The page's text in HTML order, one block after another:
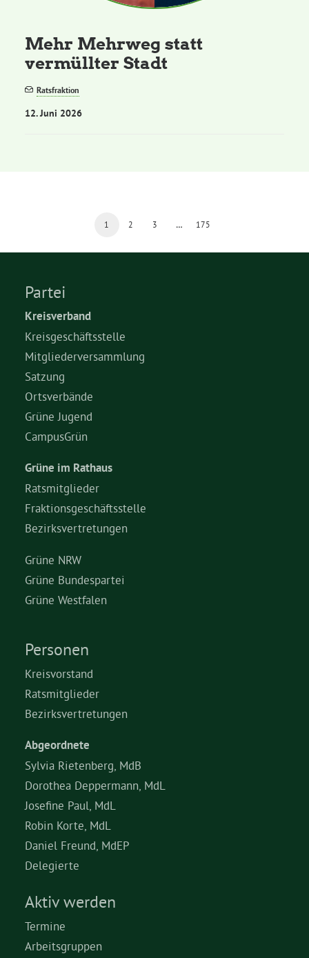
Mehr Mehrweg statt
vermüllter Stadt
Ratsfraktion
12. Juni 2026
1 2 3 … 175
Partei
Kreisverband
Kreisgeschäftsstelle
Mitgliederversammlung
Satzung
Ortsverbände
Grüne Jugend
CampusGrün
Grüne im Rathaus
Ratsmitglieder
Fraktionsgeschäftsstelle
Bezirksvertretungen
Grüne NRW
Grüne Bundespartei
Grüne Westfalen
Personen
Kreisvorstand
Ratsmitglieder
Bezirksvertretungen
Abgeordnete
Sylvia Rietenberg, MdB
Dorothea Deppermann, MdL
Josefine Paul, MdL
Robin Korte, MdL
Daniel Freund, MdEP
Delegierte
Aktiv werden
Termine
Arbeitsgruppen